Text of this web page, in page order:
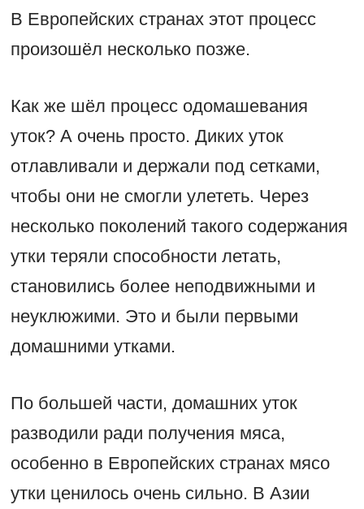
В Европейских странах этот процесс
произошёл несколько позже.
Как же шёл процесс одомашевания
уток? А очень просто. Диких уток
отлавливали и держали под сетками,
чтобы они не смогли улететь. Через
несколько поколений такого содержания
утки теряли способности летать,
становились более неподвижными и
неуклюжими. Это и были первыми
домашними утками.
По большей части, домашних уток
разводили ради получения мяса,
особенно в Европейских странах мясо
утки ценилось очень сильно. В Азии